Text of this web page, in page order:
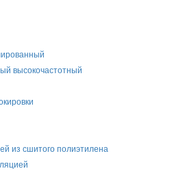
высокочастотный
из сшитого полиэтилена